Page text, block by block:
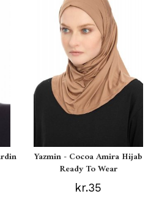
Yazmin - Cocoa Amira Hijab
Ready To Wear
kr.35